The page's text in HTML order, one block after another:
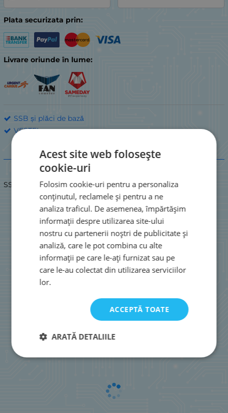
Plata securizata prin:
Livrare oriunde în lume:
SSB și plăci de bază
VESTEL
Descriere
SSB 17MB82-2 19122012 23" HD PANEL SANSUNG
Acest site web folosește
cookie-uri
Folosim cookie-uri pentru a personaliza
conținutul, reclamele și pentru a ne
analiza traficul. De asemenea, împărtășim
informații despre utilizarea site-ului
nostru cu partenerii noștri de publicitate și
analiză, care le pot combina cu alte
informații pe care le-ați furnizat sau pe
care le-au colectat din utilizarea serviciilor
lor.
ACCEPTĂ TOATE
ARATĂ DETALIILE